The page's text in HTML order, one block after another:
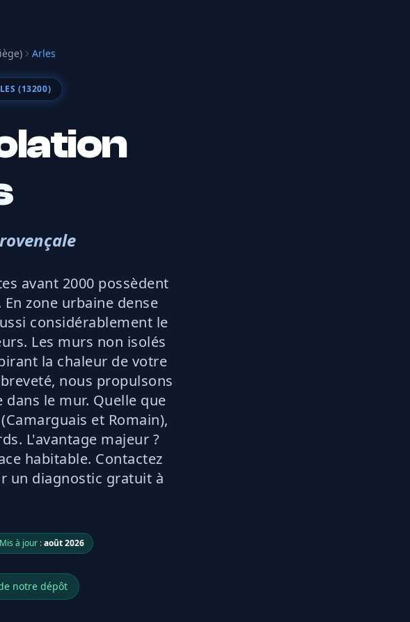
Arles
(13200)
avant 2000 possèdent
zone urbaine dense
considérablement le
Les murs non isolés
la chaleur de votre
nous propulsons
le mur. Quelle que
et Romain),
L'avantage majeur ?
habitable. Contactez
un diagnostic gratuit à
Mis à jour :août 2026
notre dépôt